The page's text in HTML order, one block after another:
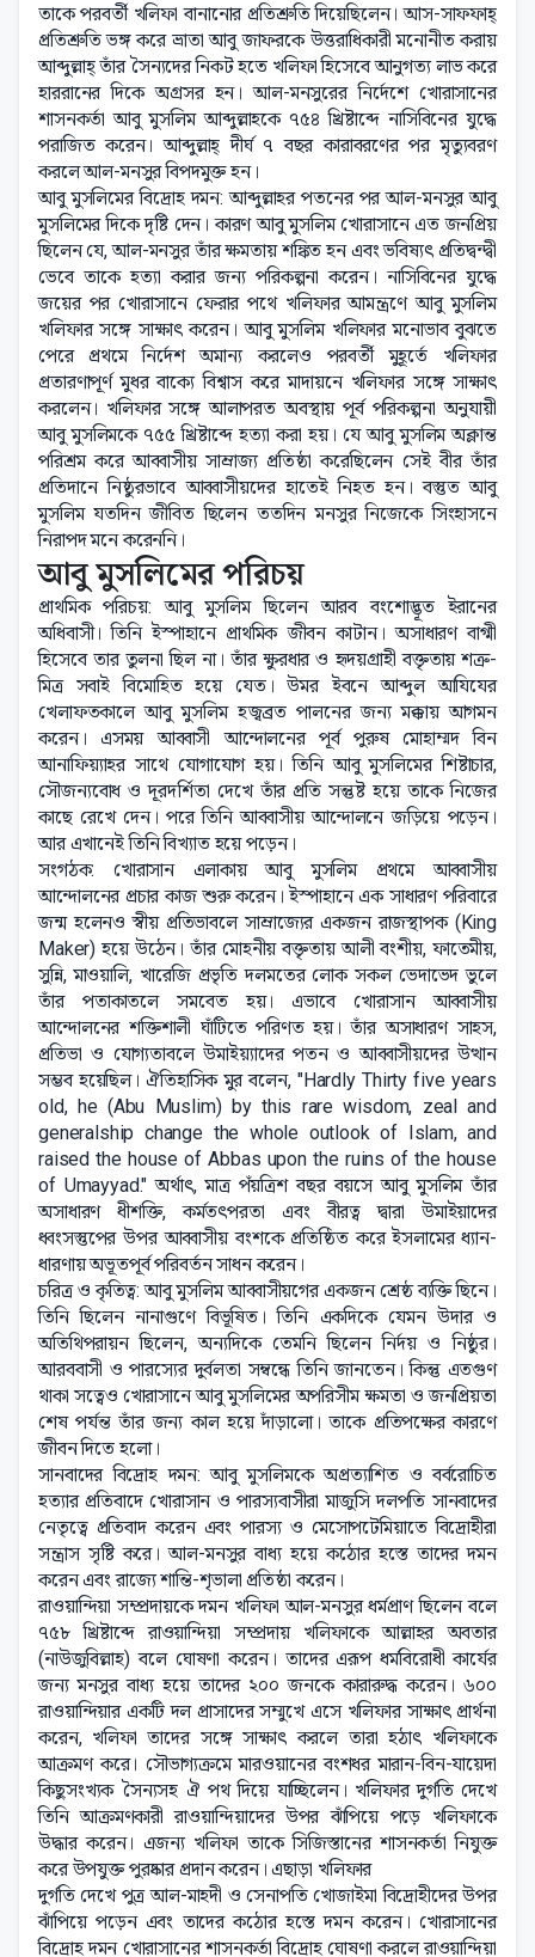
তাকে পরবর্তী খলিফা বানানোর প্রতিশ্রুতি দিয়েছিলেন। আস-সাফফাহ্
প্রতিশ্রুতি ভঙ্গ করে ভ্রাতা আবু জাফরকে উত্তরাধিকারী মনোনীত করায়
আব্দুল্লাহ্ তাঁর সৈন্যদের নিকট হতে খলিফা হিসেবে আনুগত্য লাভ করে
হাররানের দিকে অগ্রসর হন। আল-মনসুরের নির্দেশে খোরাসানের
শাসনকর্তা আবু মুসলিম আব্দুল্লাহকে ৭৫৪ খ্রিষ্টাব্দে নাসিবিনের যুদ্ধে
পরাজিত করেন। আব্দুল্লাহ্ দীর্ঘ ৭ বছর কারাবরণের পর মৃত্যুবরণ
করলে আল-মনসুর বিপদমুক্ত হন।
আবু মুসলিমের বিদ্রোহ দমন: আব্দুল্লাহর পতনের পর আল-মনসুর আবু
মুসলিমের দিকে দৃষ্টি দেন। কারণ আবু মুসলিম খোরাসানে এত জনপ্রিয়
ছিলেন যে, আল-মনসুর তাঁর ক্ষমতায় শঙ্কিত হন এবং ভবিষ্যৎ প্রতিদ্বন্দ্বী
ভেবে তাকে হত্যা করার জন্য পরিকল্পনা করেন। নাসিবিনের যুদ্ধে
জয়ের পর খোরাসানে ফেরার পথে খলিফার আমন্ত্রণে আবু মুসলিম
খলিফার সঙ্গে সাক্ষাৎ করেন। আবু মুসলিম খলিফার মনোভাব বুঝতে
পেরে প্রথমে নির্দেশ অমান্য করলেও পরবর্তী মুহূর্তে খলিফার
প্রতারণাপূর্ণ মুধর বাক্যে বিশ্বাস করে মাদায়নে খলিফার সঙ্গে সাক্ষাৎ
করলেন। খলিফার সঙ্গে আলাপরত অবস্থায় পূর্ব পরিকল্পনা অনুযায়ী
আবু মুসলিমকে ৭৫৫ খ্রিষ্টাব্দে হত্যা করা হয়। যে আবু মুসলিম অক্লান্ত
পরিশ্রম করে আব্বাসীয় সাম্রাজ্য প্রতিষ্ঠা করেছিলেন সেই বীর তাঁর
প্রতিদানে নিষ্ঠুরভাবে আব্বাসীয়দের হাতেই নিহত হন। বস্তুত আবু
মুসলিম যতদিন জীবিত ছিলেন ততদিন মনসুর নিজেকে সিংহাসনে
নিরাপদ মনে করেননি।
আবু মুসলিমের পরিচয়
প্রাথমিক পরিচয়: আবু মুসলিম ছিলেন আরব বংশোদ্ভূত ইরানের
অধিবাসী। তিনি ইস্পাহানে প্রাথমিক জীবন কাটান। অসাধারণ বাগ্মী
হিসেবে তার তুলনা ছিল না। তাঁর ক্ষুরধার ও হৃদয়গ্রাহী বক্তৃতায় শত্রু-
মিত্র সবাই বিমোহিত হয়ে যেত। উমর ইবনে আব্দুল আযিযের
খেলাফতকালে আবু মুসলিম হজ্বব্রত পালনের জন্য মক্কায় আগমন
করেন। এসময় আব্বাসী আন্দোলনের পূর্ব পুরুষ মোহাম্মদ বিন
আনাফিয়্যাহর সাথে যোগাযোগ হয়। তিনি আবু মুসলিমের শিষ্টাচার,
সৌজন্যবোধ ও দূরদর্শিতা দেখে তাঁর প্রতি সন্তুষ্ট হয়ে তাকে নিজের
কাছে রেখে দেন। পরে তিনি আব্বাসীয় আন্দোলনে জড়িয়ে পড়েন।
আর এখানেই তিনি বিখ্যাত হয়ে পড়েন।
সংগঠক: খোরাসান এলাকায় আবু মুসলিম প্রথমে আব্বাসীয়
আন্দোলনের প্রচার কাজ শুরু করেন। ইস্পাহানে এক সাধারণ পরিবারে
জন্ম হলেনও স্বীয় প্রতিভাবলে সাম্রাজ্যের একজন রাজস্থাপক (King
Maker) হয়ে উঠেন। তাঁর মোহনীয় বক্তৃতায় আলী বংশীয়, ফাতেমীয়,
সুন্নি, মাওয়ালি, খারেজি প্রভৃতি দলমতের লোক সকল ভেদাভেদ ভুলে
তাঁর পতাকাতলে সমবেত হয়। এভাবে খোরাসান আব্বাসীয়
আন্দোলনের শক্তিশালী ঘাঁটিতে পরিণত হয়। তাঁর অসাধারণ সাহস,
প্রতিভা ও যোগ্যতাবলে উমাইয়্যাদের পতন ও আব্বাসীয়দের উত্থান
সম্ভব হয়েছিল। ঐতিহাসিক মুর বলেন, "Hardly Thirty five years
old, he (Abu Muslim) by this rare wisdom, zeal and
generalship change the whole outlook of Islam, and
raised the house of Abbas upon the ruins of the house
of Umayyad." অর্থাৎ, মাত্র পঁয়ত্রিশ বছর বয়সে আবু মুসলিম তাঁর
অসাধারণ ধীশক্তি, কর্মতৎপরতা এবং বীরত্ব দ্বারা উমাইয়াদের
ধ্বংসস্তুপের উপর আব্বাসীয় বংশকে প্রতিষ্ঠিত করে ইসলামের ধ্যান-
ধারণায় অভূতপূর্ব পরিবর্তন সাধন করেন।
চরিত্র ও কৃতিত্ব: আবু মুসলিম আব্বাসীয়গের একজন শ্রেষ্ঠ ব্যক্তি ছিনে।
তিনি ছিলেন নানাগুণে বিভূষিত। তিনি একদিকে যেমন উদার ও
অতিথিপরায়ন ছিলেন, অন্যদিকে তেমনি ছিলেন নির্দয় ও নিষ্ঠুর।
আরববাসী ও পারস্যের দুর্বলতা সম্বন্ধে তিনি জানতেন। কিন্তু এতগুণ
থাকা সত্বেও খোরাসানে আবু মুসলিমের অপরিসীম ক্ষমতা ও জনপ্রিয়তা
শেষ পর্যন্ত তাঁর জন্য কাল হয়ে দাঁড়ালো। তাকে প্রতিপক্ষের কারণে
জীবন দিতে হলো।
সানবাদের বিদ্রোহ দমন: আবু মুসলিমকে অপ্রত্যাশিত ও বর্বরোচিত
হত্যার প্রতিবাদে খোরাসান ও পারস্যবাসীরা মাজুসি দলপতি সানবাদের
নেতৃত্বে প্রতিবাদ করেন এবং পারস্য ও মেসোপটেমিয়াতে বিদ্রোহীরা
সন্ত্রাস সৃষ্টি করে। আল-মনসুর বাধ্য হয়ে কঠোর হস্তে তাদের দমন
করেন এবং রাজ্যে শান্তি-শৃভালা প্রতিষ্ঠা করেন।
রাওয়ান্দিয়া সম্প্রদায়কে দমন খলিফা আল-মনসুর ধর্মপ্রাণ ছিলেন বলে
৭৫৮ খ্রিষ্টাব্দে রাওয়ান্দিয়া সম্প্রদায় খলিফাকে আল্লাহর অবতার
(নাউজুবিল্লাহ) বলে ঘোষণা করেন। তাদের এরূপ ধর্মবিরোধী কার্যের
জন্য মনসুর বাধ্য হয়ে তাদের ২০০ জনকে কারারুদ্ধ করেন। ৬০০
রাওয়ান্দিয়ার একটি দল প্রাসাদের সম্মুখে এসে খলিফার সাক্ষাৎ প্রার্থনা
করেন, খলিফা তাদের সঙ্গে সাক্ষাৎ করলে তারা হঠাৎ খলিফাকে
আক্রমণ করে। সৌভাগ্যক্রমে মারওয়ানের বংশধর মারান-বিন-যায়েদা
কিছুসংখ্যক সৈন্যসহ ঐ পথ দিয়ে যাচ্ছিলেন। খলিফার দুর্গতি দেখে
তিনি আক্রমণকারী রাওয়ান্দিয়াদের উপর ঝাঁপিয়ে পড়ে খলিফাকে
উদ্ধার করেন। এজন্য খলিফা তাকে সিজিস্তানের শাসনকর্তা নিযুক্ত
করে উপযুক্ত পুরষ্কার প্রদান করেন। এছাড়া খলিফার
দুর্গতি দেখে পুত্র আল-মাহদী ও সেনাপতি খোজাইমা বিদ্রোহীদের উপর
ঝাঁপিয়ে পড়েন এবং তাদের কঠোর হস্তে দমন করেন। খোরাসানের
বিদ্রোহ দমন খোরাসানের শাসনকর্তা বিদ্রোহ ঘোষণা করলে রাওয়ান্দিয়া